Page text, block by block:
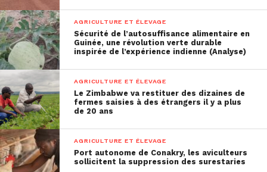
perdre les millions investis, en attendant de
trouver des personnes loyales.»
AGRICULTURE ET ÉLEVAGE
Sécurité de l’autosuffisance alimentaire en
Guinée, une révolution verte durable
inspirée de l’expérience indienne (Analyse)
AGRICULTURE ET ÉLEVAGE
Le Zimbabwe va restituer des dizaines de
fermes saisies à des étrangers il y a plus
de 20 ans
AGRICULTURE ET ÉLEVAGE
Port autonome de Conakry, les aviculteurs
sollicitent la suppression des surestaries